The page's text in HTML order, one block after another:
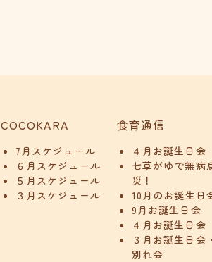
COCOKARA
7月スケジュール
６月スケジュール
５月スケジュール
３月スケジュール
食育通信
４月お誕生日会
七草がゆで無病
災！
10月のお誕生日
9月お誕生日会
４月お誕生日会
３月お誕生日会
別れ会